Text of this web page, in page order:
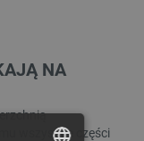
NA
wszystkie części